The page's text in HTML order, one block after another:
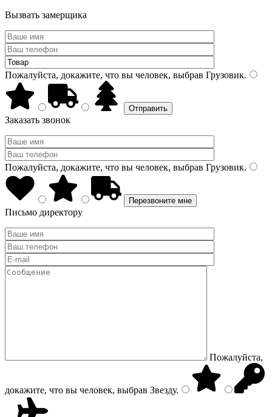
Вызвать замерщика
Пожалуйста, докажите, что вы человек, выбрав Грузовик.
Заказать звонок
Пожалуйста, докажите, что вы человек, выбрав Грузовик.
Письмо директору
Пожалуйста,
докажите, что вы человек, выбрав Звезду.